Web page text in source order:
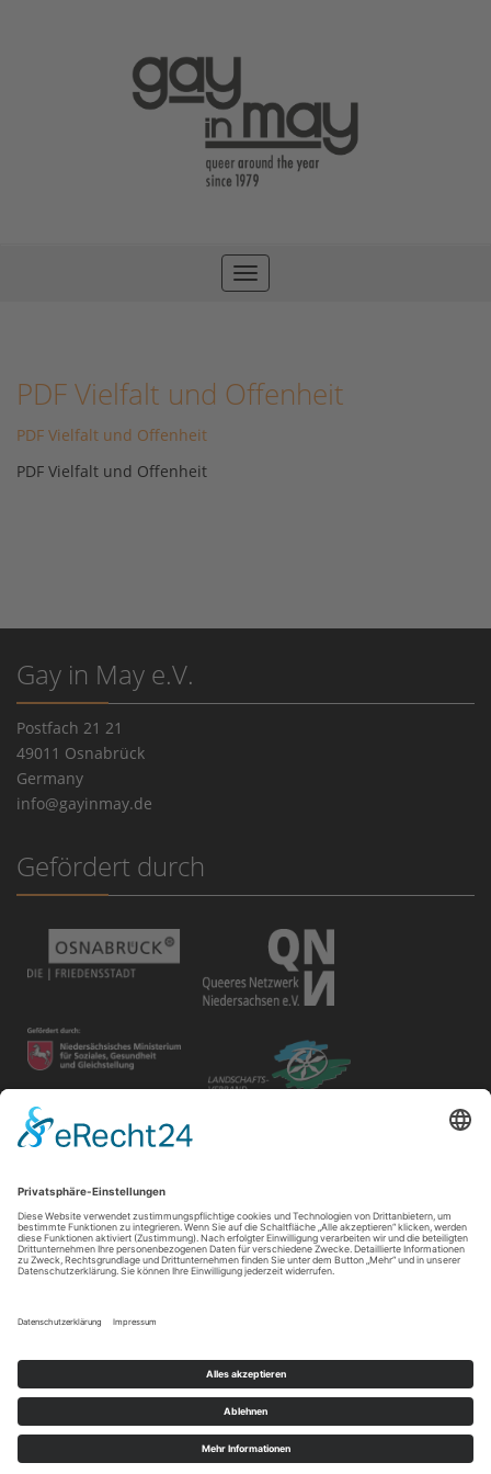
Toggle
PDF Vielfalt und Offenheit
PDF Vielfalt und Offenheit
PDF Vielfalt und Offenheit
Gay in May e.V.
Postfach 21 21
49011 Osnabrück
Germany
info@gayinmay.de
Gefördert durch
Disclaimer
Der Gay in May e.V. bietet unterschiedlichen Gruppen und
für ihre Inhalte tragen die Veranstalter*innen.
Datenschutz|